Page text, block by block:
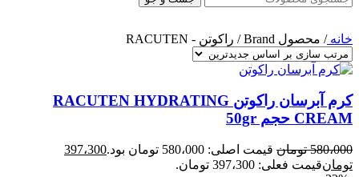
خانه/ محصول Brand / راکوتن - RACUTEN
کرم آبرسان راکوتن RACUTEN HYDRATING
CREAM حجم 50gr
580،000 تومان قیمت اصلی: 580،000 تومان بود.
397،300
تومانقیمت فعلی: 397،300 تومان.